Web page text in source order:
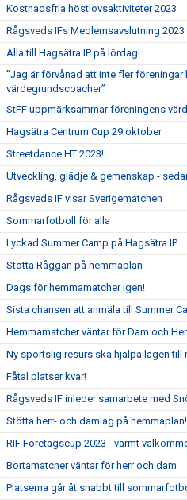
Kostnadsfria höstlovsaktiviteter 2023
Rågsveds IFs Medlemsavslutning 2023
Alla till Hagsätra IP på lördag!
”Jag är förvånad att inte fler föreningar
värdegrundscoacher”
StFF uppmärksammar föreningens
Hagsätra Centrum Cup 29 oktober
Streetdance HT 2023!
Utveckling, glädje & gemenskap -
Rågsveds IF visar Sverigematchen
Sommarfotboll för alla
Lyckad Summer Camp på Hagsätra IP
Stötta Råggan på hemmaplan
Dags för hemmamatcher igen!
Sista chansen att anmäla till Summer
Hemmamatcher väntar för Dam och
Ny sportslig resurs ska hjälpa lagen till
Fåtal platser kvar!
Rågsveds IF inleder samarbete med
Stötta herr- och damlag på hemmaplan!
RIF Företagscup 2023 - varmt
Bortamatcher väntar för herr och dam
Platserna går åt snabbt till